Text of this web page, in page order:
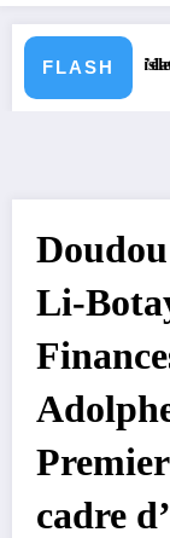
FLASH
textes législatifs
suite à l’élection
Li-
cadre